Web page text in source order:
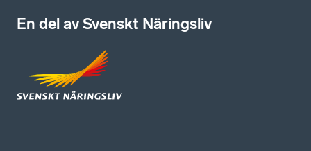
En del av Svenskt Näringsliv